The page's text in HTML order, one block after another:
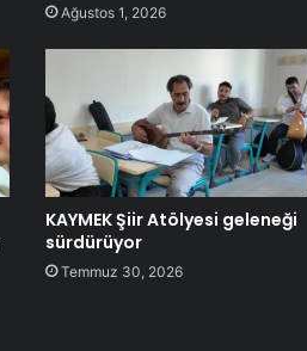
Ağustos 1, 2026
KAYMEK Şiir Atölyesi geleneği
sürdürüyor
Temmuz 30, 2026